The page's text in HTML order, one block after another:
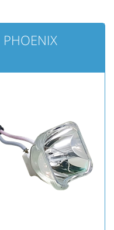
PHOENIX